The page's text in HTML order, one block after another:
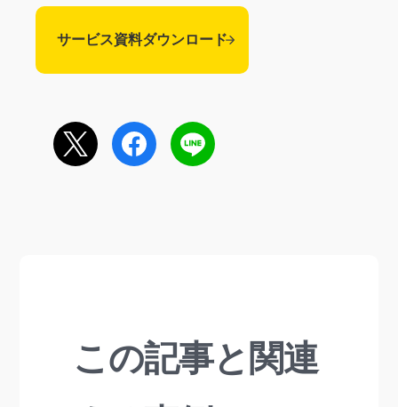
サービス資料ダウンロード
この記事と関連